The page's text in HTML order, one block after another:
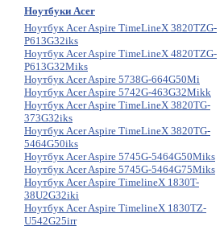
Ноутбуки Acer
Ноутбук Acer Aspire TimeLineX 3820TZG-
P613G32iks
Ноутбук Acer Aspire TimeLineX 4820TZG-
P613G32Miks
Ноутбук Acer Aspire 5738G-664G50Mi
Ноутбук Acer Aspire 5742G-463G32Mikk
Ноутбук Acer Aspire TimeLineX 3820TG-
373G32iks
Ноутбук Acer Aspire TimeLineX 3820TG-
5464G50iks
Ноутбук Acer Aspire 5745G-5464G50Miks
Ноутбук Acer Aspire 5745G-5464G75Miks
Ноутбук Acer Aspire TimelineX 1830T-
38U2G32iki
Ноутбук Acer Aspire TimelineX 1830TZ-
U542G25irr